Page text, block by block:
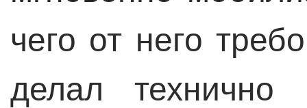
чего от него
делал